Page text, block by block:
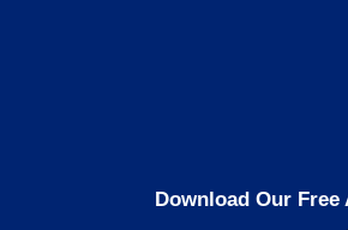
Download Our Free